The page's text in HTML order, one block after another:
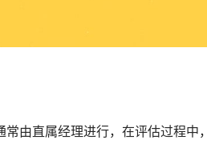
由直属经理进行，在评估过程中